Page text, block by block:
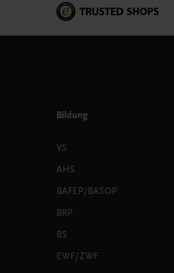
Bildung
VS
AHS
BAFEP/BASOP
BRP
BS
EWF/ZWF